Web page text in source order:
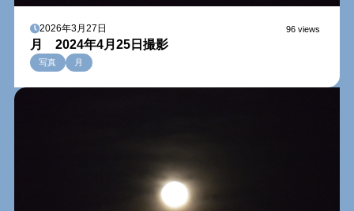
2026年3月27日 96 views
月 2024年4月25日撮影
写真 月